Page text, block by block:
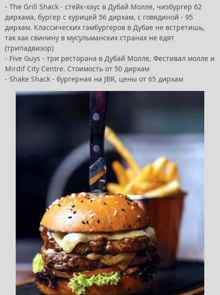
- The Grill Shack - стейк-хаус в Дубай Молле, чизбургер 62
дирхама, бургер с курицей 56 дирхам, с говядиной - 95
дирхам. Классических гамбургеров в Дубае не встретишь,
так как свинину в мусульманских странах не едят
(трипадвизор)
- Five Guys - три ресторана в Дубай Молле, Фестивал молле и
Mirdif City Centre. Стоимость от 50 дирхам
- Shake Shack - бургерная на JBR, цены от 65 дирхам